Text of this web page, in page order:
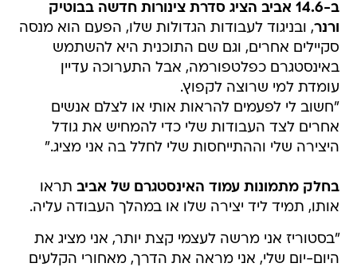
ב-14.6 אביב הציג סדרת צינורות חדשה בבוטיק
ורנר, ובניגוד לעבודות הגדולות שלו, הפעם הוא מנסה
סקיילים אחרים, וגם שם התוכנית היא להשתמש
באינסטגרם כפלטפורמה, אבל התערוכה עדיין
עומדת למי שרוצה לקפוץ.
"חשוב לי לפעמים להראות אותי או לצלם אנשים
אחרים לצד העבודות שלי כדי להמחיש את גודל
היצירה שלי וההתייחסות שלי לחלל בה אני מציג."
בחלק מתמונות עמוד האינסטגרם של אביב תראו
אותו, תמיד ליד יצירה שלו או במהלך העבודה עליה.
"בסטוריז אני מרשה לעצמי קצת יותר, אני מציג את
היום-יום שלי, אני מראה את הדרך, מאחורי הקלעים